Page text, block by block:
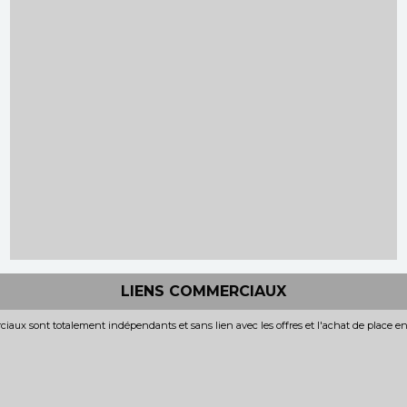
LIENS COMMERCIAUX
sont totalement indépendants et sans lien avec les offres et l'achat de place